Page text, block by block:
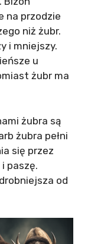
na przodzie
niż żubr.
i mniejszy.
u
żubr ma
żubra są
żubra pełni
się przez
paszę.
od